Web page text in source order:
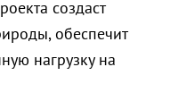
создаст
обеспечит
нагрузку на